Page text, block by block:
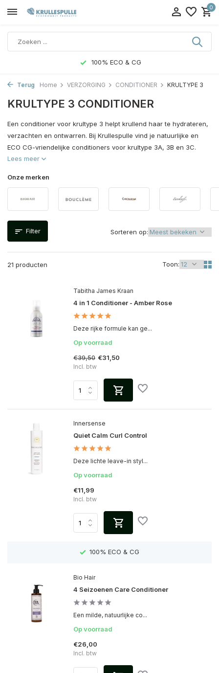
0
100% ECO & CG
Terug Home VERZORGING CONDITIONER KRULTYPE 3
KRULTYPE 3 CONDITIONER
Een conditioner voor krultype 3 helpt krullend haar te hydrateren,
verzachten en ontwarren. Bij Krullespulle vind je natuurlijke en
ECO CG-vriendelijke conditioners voor krultype 3A, 3B en 3C.
Lees meer
Onze merken
Filter
21 producten Toon:
Sorteren op:
Tabitha James Kraan
4 in 1 Conditioner - Amber Rose
Deze rijke formule kan ge...
Op voorraad
€39,50 €31,50
Incl. btw
Innersense
Quiet Calm Curl Control
Deze lichte leave-in styl...
Op voorraad
€11,99
Incl. btw
100% ECO & CG
Bio Hair
4 Seizoenen Care Conditioner
Een milde, natuurlijke co...
Op voorraad
€26,00
Incl. btw